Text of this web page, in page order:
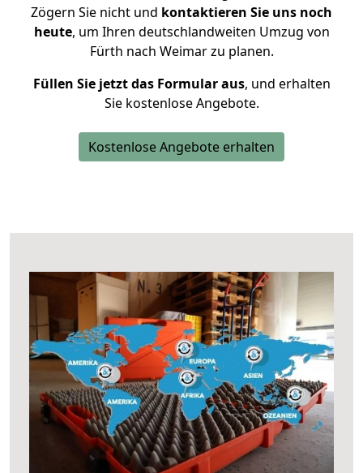
Zögern Sie nicht und kontaktieren Sie uns noch
heute, um Ihren deutschlandweiten Umzug von
Fürth nach Weimar zu planen.
Füllen Sie jetzt das Formular aus, und erhalten
Sie kostenlose Angebote.
Kostenlose Angebote erhalten